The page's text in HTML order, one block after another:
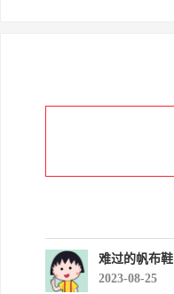
难过的帆布鞋
2023-08-25